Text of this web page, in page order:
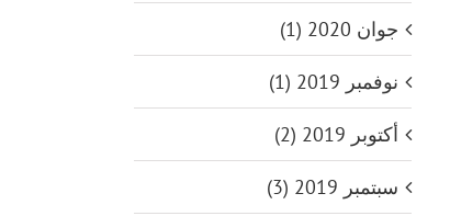
جوان 2020 (1)
نوفمبر 2019 (1)
أكتوبر 2019 (2)
سبتمبر 2019 (3)